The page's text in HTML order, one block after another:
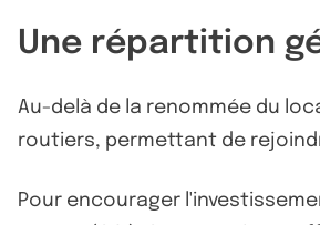
Une répartition
Au-delà de la renommée du
routiers, permettant de
Pour encourager